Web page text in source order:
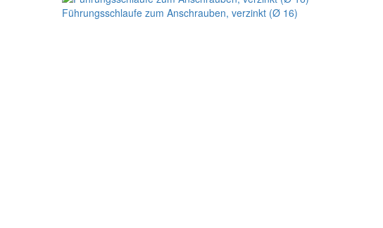
Führungsschlaufe zum Anschrauben, verzinkt (Ø 16)